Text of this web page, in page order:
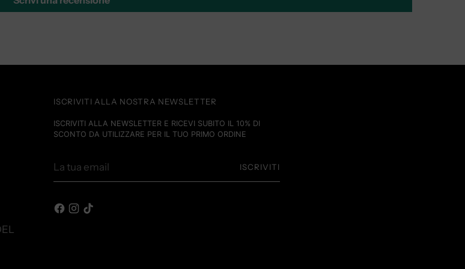
ISCRIVITI ALLA NOSTRA NEWSLETTER
ISCRIVITI ALLA NEWSLETTER E RICEVI SUBITO IL 10% DI
SCONTO DA UTILIZZARE PER IL TUO PRIMO ORDINE
tua
ISCRIVITI